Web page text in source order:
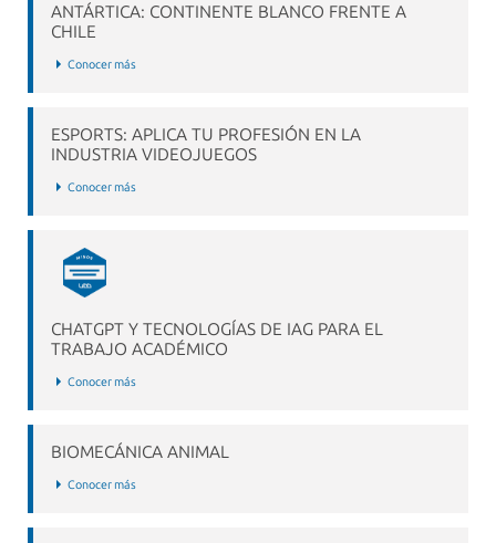
ANTÁRTICA: CONTINENTE BLANCO FRENTE A
CHILE
Conocer más
ESPORTS: APLICA TU PROFESIÓN EN LA
INDUSTRIA VIDEOJUEGOS
Conocer más
CHATGPT Y TECNOLOGÍAS DE IAG PARA EL
TRABAJO ACADÉMICO
Conocer más
BIOMECÁNICA ANIMAL
Conocer más